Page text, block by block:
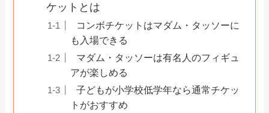
ケットとは
コンボチケットはマダム・タッソーに
も入場できる
マダム・タッソーは有名人のフィギュ
アが楽しめる
子どもが小学校低学年なら通常チケッ
トがおすすめ